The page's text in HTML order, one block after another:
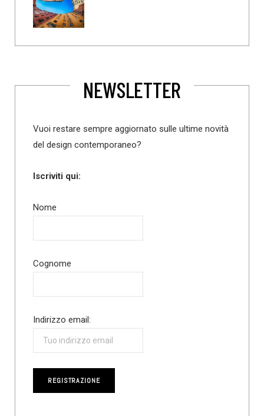
NEWSLETTER
Vuoi restare sempre aggiornato sulle ultime novità
del design contemporaneo?
Iscriviti qui:
Nome
Cognome
Indirizzo email: